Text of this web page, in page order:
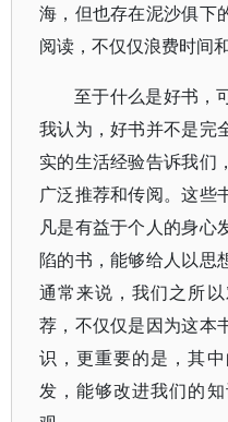
海，但也存在泥沙俱下
阅读，不仅仅浪费时间
至于什么是好书，
我认为，好书并不是完
实的生活经验告诉我们
广泛推荐和传阅。这些
凡是有益于个人的身心
陷的书，能够给人以思
通常来说，我们之所
荐，不仅仅是因为这本
识，更重要的是，其
发，能够改进我们的